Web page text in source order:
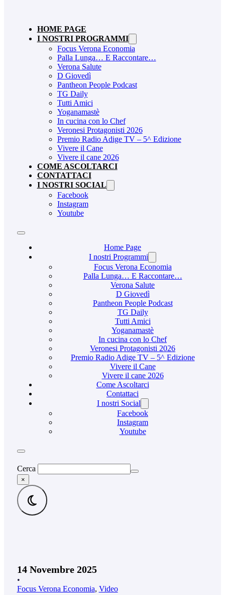
HOME PAGE
I NOSTRI PROGRAMMI
Focus Verona Economia
Palla Lunga… E Raccontare…
Verona Salute
D Giovedì
Pantheon People Podcast
TG Daily
Tutti Amici
Yoganamastè
In cucina con lo Chef
Veronesi Protagonisti 2026
Premio Radio Adige TV – 5^ Edizione
Vivere il Cane
Vivere il cane 2026
COME ASCOLTARCI
CONTATTACI
I NOSTRI SOCIAL
Facebook
Instagram
Youtube
Home Page
I nostri Programmi
Focus Verona Economia
Palla Lunga… E Raccontare…
Verona Salute
D Giovedì
Pantheon People Podcast
TG Daily
Tutti Amici
Yoganamastè
In cucina con lo Chef
Veronesi Protagonisti 2026
Premio Radio Adige TV – 5^ Edizione
Vivere il Cane
Vivere il cane 2026
Come Ascoltarci
Contattaci
I nostri Social
Facebook
Instagram
Youtube
Cerca
×
14 Novembre 2025
•
Focus Verona Economia, Video